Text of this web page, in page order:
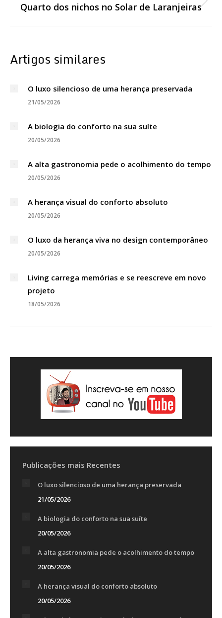
Próximo
Quarto dos nichos no Solar de Laranjeiras
Artigos similares
O luxo silencioso de uma herança preservada
21/05/2026
A biologia do conforto na sua suíte
20/05/2026
A alta gastronomia pede o acolhimento do tempo
20/05/2026
A herança visual do conforto absoluto
20/05/2026
O luxo da herança viva no design contemporâneo
20/05/2026
Living carrega memórias e se reescreve em novo
projeto
18/05/2026
Publicações mais Recentes
O luxo silencioso de uma herança preservada
21/05/2026
A biologia do conforto na sua suíte
20/05/2026
A alta gastronomia pede o acolhimento do tempo
20/05/2026
A herança visual do conforto absoluto
20/05/2026